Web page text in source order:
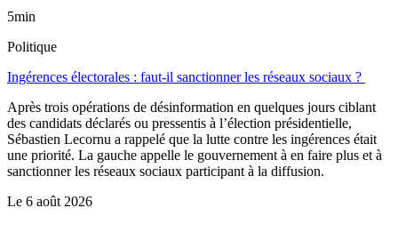
5min
Politique
Ingérences électorales : faut-il sanctionner les réseaux sociaux ?
Après trois opérations de désinformation en quelques jours ciblant
des candidats déclarés ou pressentis à l’élection présidentielle,
Sébastien Lecornu a rappelé que la lutte contre les ingérences était
une priorité. La gauche appelle le gouvernement à en faire plus et à
sanctionner les réseaux sociaux participant à la diffusion.
Le 6 août 2026